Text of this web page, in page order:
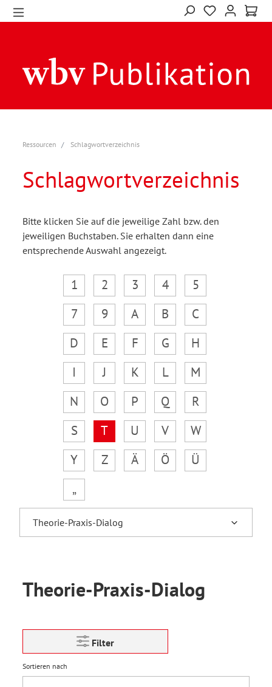
Ressourcen Schlagwortverzeichnis
Schlagwortverzeichnis
Bitte klicken Sie auf die jeweilige Zahl bzw. den
jeweiligen Buchstaben. Sie erhalten dann eine
entsprechende Auswahl angezeigt.
1 2 3 4
5
7
9 A B
C
D
E F G
H
I
J K L
M
N
O P Q
R
S
T U V
W
Y
Z Ä Ö
Ü
„
Theorie-Praxis-Dialog
Filter
Sortieren nach